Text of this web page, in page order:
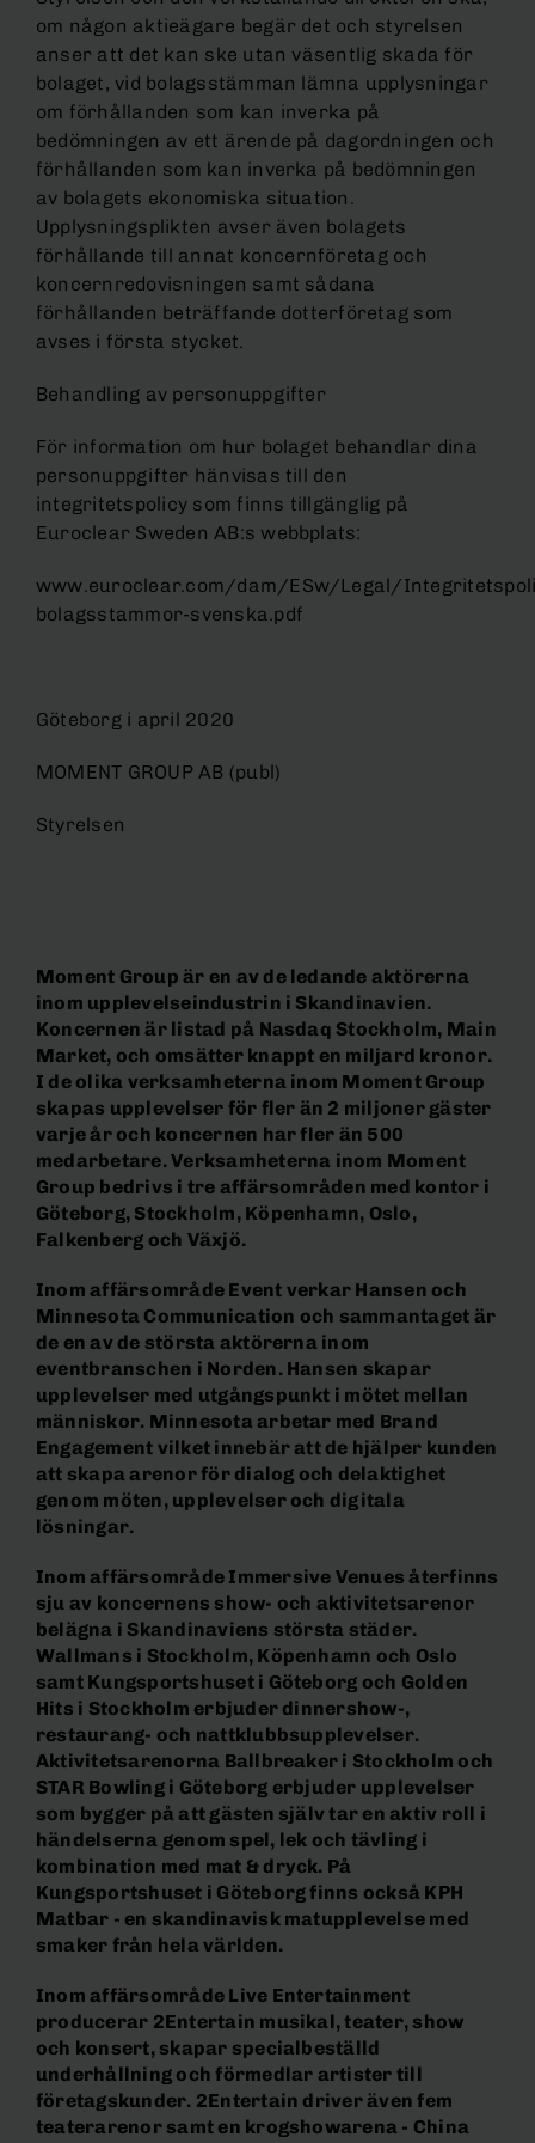
om någon aktieägare begär det och styrelsen
anser att det kan ske utan väsentlig skada för
bolaget, vid bolagsstämman lämna upplysningar
om förhållanden som kan inverka på
bedömningen av ett ärende på dagordningen och
förhållanden som kan inverka på bedömningen
av bolagets ekonomiska situation.
Upplysningsplikten avser även bolagets
förhållande till annat koncernföretag och
koncernredovisningen samt sådana
förhållanden beträffande dotterföretag som
avses i första stycket.
Behandling av personuppgifter
För information om hur bolaget behandlar dina
personuppgifter hänvisas till den
integritetspolicy som finns tillgänglig på
Euroclear Sweden AB:s webbplats:
www.euroclear.com/dam/ESw/Legal/
bolagsstammor-svenska.pdf
Göteborg i april 2020
MOMENT GROUP AB (publ)
Styrelsen
Moment Group är en av de ledande aktörerna
inom upplevelseindustrin i Skandinavien.
Koncernen är listad på Nasdaq Stockholm, Main
Market, och omsätter knappt en miljard kronor.
I de olika verksamheterna inom Moment Group
skapas upplevelser för fler än 2 miljoner gäster
varje år och koncernen har fler än 500
medarbetare. Verksamheterna inom Moment
Group bedrivs i tre affärsområden med kontor i
Göteborg, Stockholm, Köpenhamn, Oslo,
Falkenberg och Växjö.
Inom affärsområde Event verkar Hansen och
Minnesota Communication och sammantaget är
de en av de största aktörerna inom
eventbranschen i Norden. Hansen skapar
upplevelser med utgångspunkt i mötet mellan
människor. Minnesota arbetar med Brand
Engagement vilket innebär att de hjälper kunden
att skapa arenor för dialog och delaktighet
genom möten, upplevelser och digitala
lösningar.
Inom affärsområde Immersive Venues återfinns
sju av koncernens show- och aktivitetsarenor
belägna i Skandinaviens största städer.
Wallmans i Stockholm, Köpenhamn och Oslo
samt Kungsportshuset i Göteborg och Golden
Hits i Stockholm erbjuder dinnershow-,
restaurang- och nattklubbsupplevelser.
Aktivitetsarenorna Ballbreaker i Stockholm och
STAR Bowling i Göteborg erbjuder upplevelser
som bygger på att gästen själv tar en aktiv roll i
händelserna genom spel, lek och tävling i
kombination med mat & dryck. På
Kungsportshuset i Göteborg finns också KPH
Matbar - en skandinavisk matupplevelse med
smaker från hela världen.
Inom affärsområde Live Entertainment
producerar 2Entertain musikal, teater, show
och konsert, skapar specialbeställd
underhållning och förmedlar artister till
företagskunder. 2Entertain driver även fem
teaterarenor samt en krogshowarena - China